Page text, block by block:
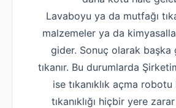
Lavaboyu ya da mutfağı
malzemeler ya da
gider. Sonuç olarak başka
tıkanır. Bu durumlarda
ise tıkanıklık açma
tıkanıklığı hiçbir yere